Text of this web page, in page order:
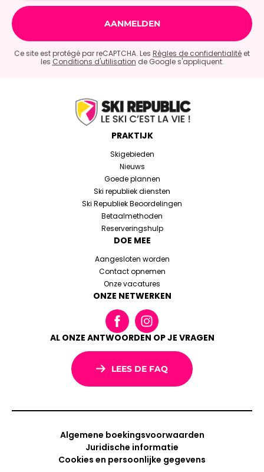
Ce site est protégé par reCAPTCHA. Les Règles de confidentialité et
les Conditions d'utilisation de Google s'appliquent.
PRAKTIJK
Skigebieden
Nieuws
Goede plannen
Ski republiek diensten
Ski Republiek Beoordelingen
Betaalmethoden
Reserveringshulp
DOE MEE
Aangesloten worden
Contact opnemen
Onze vacatures
ONZE NETWERKEN
AL ONZE ANTWOORDEN OP JE VRAGEN
LEES DE FAQ
Algemene boekingsvoorwaarden
Juridische informatie
Cookies en persoonlijke gegevens